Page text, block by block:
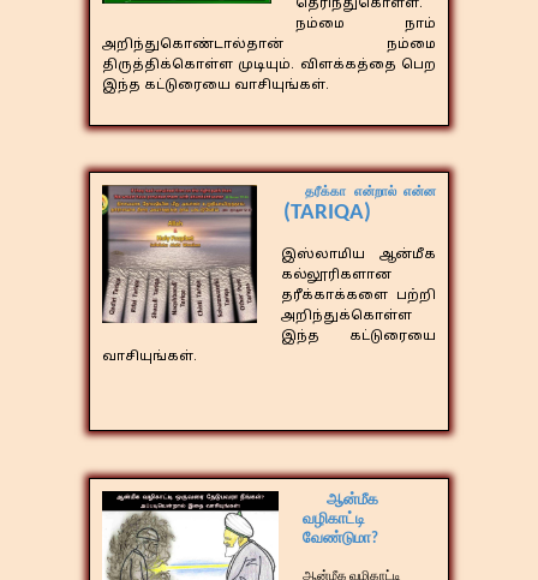
தெரிந்துகொள்ள.
நம்மை நாம்
அறிந்துகொண்டால்தான் நம்மை
திருத்திக்கொள்ள முடியும். விளக்கத்தை பெற
இந்த கட்டுரையை வாசியுங்கள்.
தரீக்கா என்றால் என்ன
(TARIQA)
இஸ்லாமிய ஆன்மீக
கல்லூரிகளான
தரீக்காக்களை பற்றி
அறிந்துக்கொள்ள
இந்த கட்டுரையை
வாசியுங்கள்.
ஆன்மீக
வழிகாட்டி
வேண்டுமா?
​ஆன்மீக வழிகாட்டி